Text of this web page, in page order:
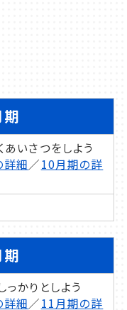
あいさつをしよう
詳細／10月期の詳
っかりとしよう
詳細／11月期の詳